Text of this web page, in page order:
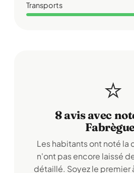
Transports
⭐
8 avis avec
Les habitants ont noté la
n'ont pas encore laissé
détaillé. Soyez le premier